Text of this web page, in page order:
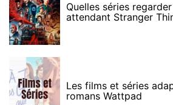
Quelles séries
attendant Stranger
Les films et séries
romans Wattpad